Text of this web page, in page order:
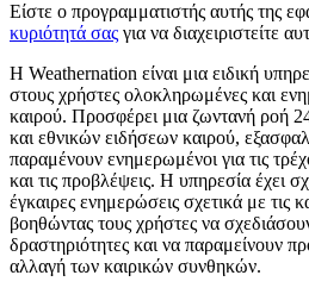
Είστε ο προγραμματιστής αυτής της
κυριότητά σας για να διαχειριστείτε
Η Weathernation είναι μια ειδική
στους χρήστες ολοκληρωμένες και
καιρού. Προσφέρει μια ζωντανή ροή
και εθνικών ειδήσεων καιρού,
παραμένουν ενημερωμένοι για τις
και τις προβλέψεις. Η υπηρεσία έχει
έγκαιρες ενημερώσεις σχετικά με τις
βοηθώντας τους χρήστες να
δραστηριότητες και να παραμείνουν
αλλαγή των καιρικών συνθηκών.